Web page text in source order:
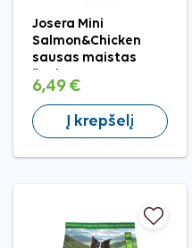
Josera Mini
Salmon&Chicken
sausas maistas
6,49 €
Į krepšelį